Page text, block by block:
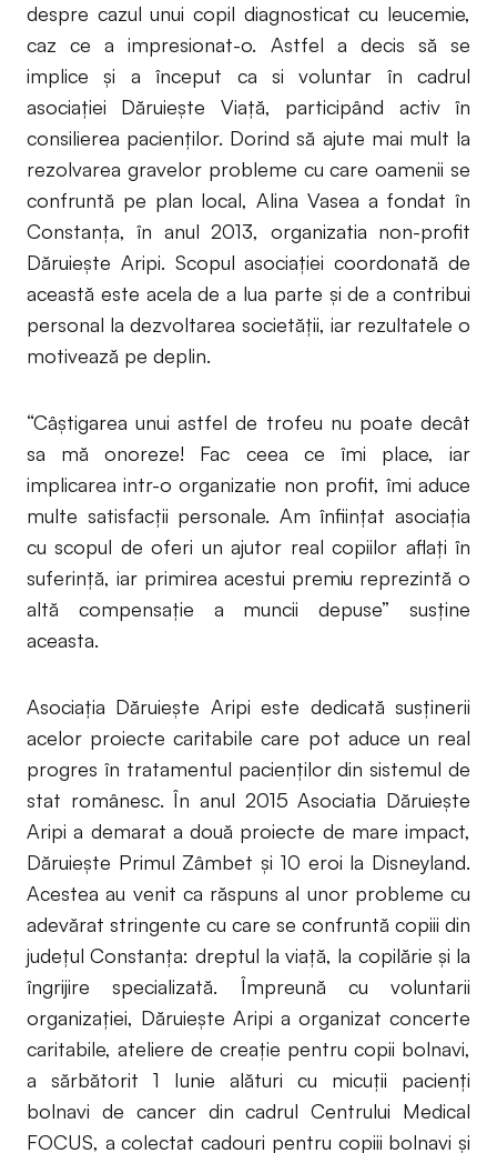
despre cazul unui copil diagnosticat cu leucemie,
caz ce a impresionat-o. Astfel a decis să se
implice şi a început ca si voluntar în cadrul
asociaţiei Dăruieşte Viaţă, participând activ în
consilierea pacienţilor. Dorind să ajute mai mult la
rezolvarea gravelor probleme cu care oamenii se
confruntă pe plan local, Alina Vasea a fondat în
Constanţa, în anul 2013, organizatia non-profit
Dăruieşte Aripi. Scopul asociației coordonată de
această este acela de a lua parte şi de a contribui
personal la dezvoltarea societăţii, iar rezultatele o
motivează pe deplin.
“Câştigarea unui astfel de trofeu nu poate decât
sa mă onoreze! Fac ceea ce îmi place, iar
implicarea intr-o organizatie non profit, îmi aduce
multe satisfacţii personale. Am înfiinţat asociaţia
cu scopul de oferi un ajutor real copiilor aflaţi în
suferinţă, iar primirea acestui premiu reprezintă o
altă compensaţie a muncii depuse” susține
aceasta.
Asociația Dăruiește Aripi este dedicată susținerii
acelor proiecte caritabile care pot aduce un real
progres în tratamentul pacienților din sistemul de
stat românesc. În anul 2015 Asociatia Dăruiește
Aripi a demarat a două proiecte de mare impact,
Dăruiește Primul Zâmbet și 10 eroi la Disneyland.
Acestea au venit ca răspuns al unor probleme cu
adevărat stringente cu care se confruntă copiii din
județul Constanța: dreptul la viață, la copilărie și la
îngrijire specializată. Împreună cu voluntarii
organizației, Dăruiește Aripi a organizat concerte
caritabile, ateliere de creație pentru copii bolnavi,
a sărbătorit 1 Iunie alături cu micuții pacienți
bolnavi de cancer din cadrul Centrului Medical
FOCUS, a colectat cadouri pentru copiii bolnavi și